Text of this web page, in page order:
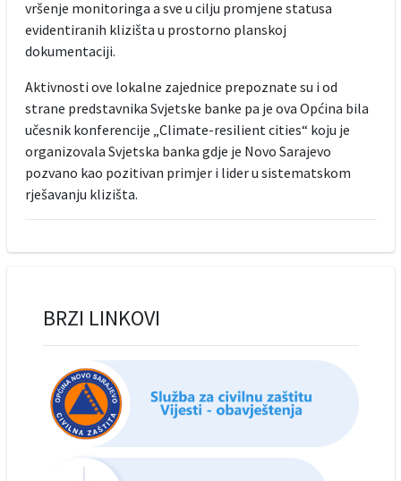
vršenje monitoringa a sve u cilju promjene statusa
evidentiranih klizišta u prostorno planskoj
dokumentaciji.
Aktivnosti ove lokalne zajednice prepoznate su i od
strane predstavnika Svjetske banke pa je ova Općina bila
učesnik konferencije „Climate-resilient cities“ koju je
organizovala Svjetska banka gdje je Novo Sarajevo
pozvano kao pozitivan primjer i lider u sistematskom
rješavanju klizišta.
BRZI LINKOVI